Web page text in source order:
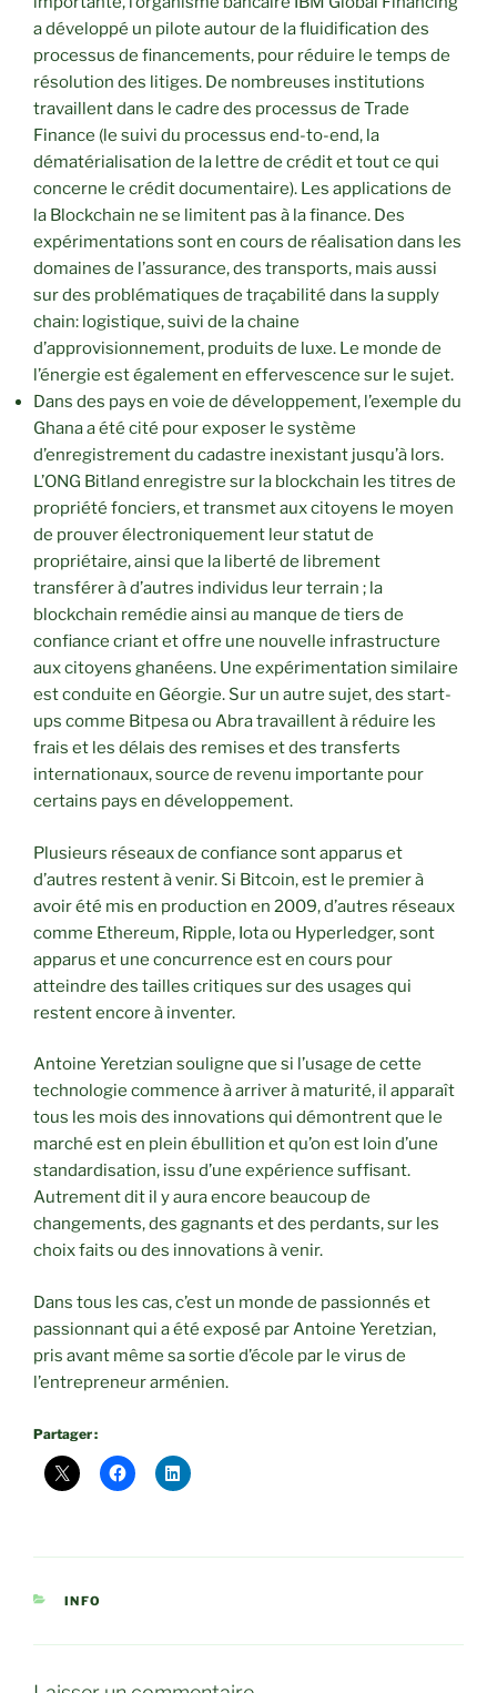
a développé un pilote autour de la fluidification des
processus de financements, pour réduire le temps de
résolution des litiges. De nombreuses institutions
travaillent dans le cadre des processus de Trade
Finance (le suivi du processus end-to-end, la
dématérialisation de la lettre de crédit et tout ce qui
concerne le crédit documentaire). Les applications de
la Blockchain ne se limitent pas à la finance. Des
expérimentations sont en cours de réalisation dans les
domaines de l’assurance, des transports, mais aussi
sur des problématiques de traçabilité dans la supply
chain: logistique, suivi de la chaine
d’approvisionnement, produits de luxe. Le monde de
l’énergie est également en effervescence sur le sujet.
Dans des pays en voie de développement, l’exemple du
Ghana a été cité pour exposer le système
d’enregistrement du cadastre inexistant jusqu’à lors.
L’ONG Bitland enregistre sur la blockchain les titres de
propriété fonciers, et transmet aux citoyens le moyen
de prouver électroniquement leur statut de
propriétaire, ainsi que la liberté de librement
transférer à d’autres individus leur terrain ; la
blockchain remédie ainsi au manque de tiers de
confiance criant et offre une nouvelle infrastructure
aux citoyens ghanéens. Une expérimentation similaire
est conduite en Géorgie. Sur un autre sujet, des start-
ups comme Bitpesa ou Abra travaillent à réduire les
frais et les délais des remises et des transferts
internationaux, source de revenu importante pour
certains pays en développement.
Plusieurs réseaux de confiance sont apparus et
d’autres restent à venir. Si Bitcoin, est le premier à
avoir été mis en production en 2009, d’autres réseaux
comme Ethereum, Ripple, Iota ou Hyperledger, sont
apparus et une concurrence est en cours pour
atteindre des tailles critiques sur des usages qui
restent encore à inventer.
Antoine Yeretzian souligne que si l’usage de cette
technologie commence à arriver à maturité, il apparaît
tous les mois des innovations qui démontrent que le
marché est en plein ébullition et qu’on est loin d’une
standardisation, issu d’une expérience suffisant.
Autrement dit il y aura encore beaucoup de
changements, des gagnants et des perdants, sur les
choix faits ou des innovations à venir.
Dans tous les cas, c’est un monde de passionnés et
passionnant qui a été exposé par Antoine Yeretzian,
pris avant même sa sortie d’école par le virus de
l’entrepreneur arménien.
Partager :
CATÉGORIES
INFO